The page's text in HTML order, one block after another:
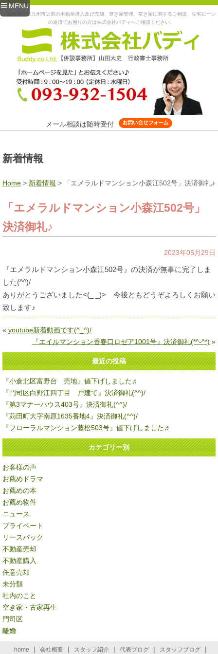
MENU
福岡県、北九州市近郊の不動産購入及び売却、空き家管理、空き家に関するご相談、住宅ローン
の返済でお困りの方は株式会社バディへご相談ください。
メール相談は随時受付
新着情報
Home > 新着情報 > 「エメラルドマンション小森江502号」決済御礼♪
「エメラルドマンション小森江502号」
決済御礼♪
2023年05月29日
『エメラルドマンション小森江502号』の決済が無事に完了しま
した(^^)/
ありがとうございました<(_ _)> 今後ともどうぞよろしくお願い
致します♪
« youtube新着動画です(^_^)/
『エイルマンション香春口ロゼア1001号』決済御礼(*^-^*) »
最近の投稿
『小倉北区富野台 売地』値下げしました♬
『門司区白野江四丁目 戸建て』決済御礼(^^)/
『第3マナーハウス403号』決済御礼(^^)/
『苅田町大字南原1635番地4』決済御礼(^^)/
『フローラルマンション藤松503号』値下げしました♬
カテゴリー別
お客様の声
お薦めドラマ
お薦めの本
お薦め物件
ニュース
プライベート
リースバック
不動産売却
不動産購入
任意売却
未分類
社内のこと
空き家・古家再生
門司区
離婚
home | 会社概要 | スタッフ紹介 | 代表ブログ | スタッフブログ |